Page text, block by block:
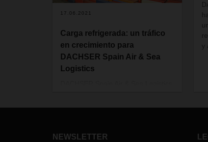
17.06.2021
Carga refrigerada: un tráfico
en crecimiento para
DACHSER Spain Air & Sea
Logistics
y
NEWSLETTER